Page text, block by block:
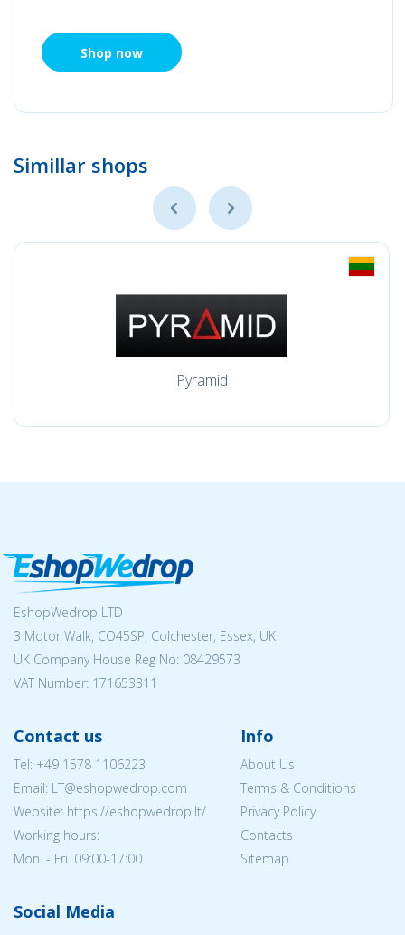
Shop now
Simillar shops
Pyramid
EshopWedrop LTD
3 Motor Walk, CO45SP, Colchester, Essex, UK
UK Company House Reg No: 08429573
VAT Number: 171653311
Contact us
Tel: +49 1578 1106223
Email: LT@eshopwedrop.com
Website: https://eshopwedrop.lt/
Working hours:
Mon. - Fri. 09:00-17:00
Info
About Us
Terms & Conditions
Privacy Policy
Contacts
Sitemap
Social Media